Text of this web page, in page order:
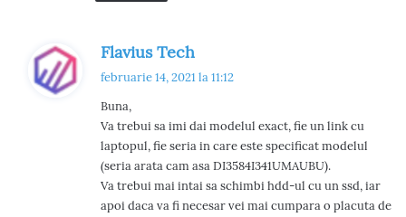
Flavius Tech
p
e
:
februarie 14, 2021 la 11:12
Buna,
Va trebui sa imi dai modelul exact, fie un link cu
laptopul, fie seria in care este specificat modelul
(seria arata cam asa DI3584I341UMAUBU).
Va trebui mai intai sa schimbi hdd-ul cu un ssd, iar
apoi daca va fi necesar vei mai cumpara o placuta de